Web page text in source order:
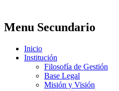
Menu Secundario
Inicio
Institución
Filosofía de Gestión
Base Legal
Misión y Visión